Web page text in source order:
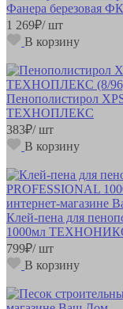
Фанера березовая
1 269₽/ шт
В корзину
Пенополистирол
ТЕХНОПЛЕКС
383₽/ шт
В корзину
Клей-пена для
1000мл
799₽/ шт
В корзину